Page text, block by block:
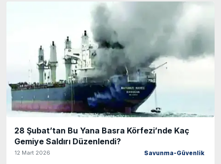
28 Şubat’tan Bu Yana Basra Körfezi’nde Kaç
Gemiye Saldırı Düzenlendi?
12 Mart 2026 Savunma-Güvenlik